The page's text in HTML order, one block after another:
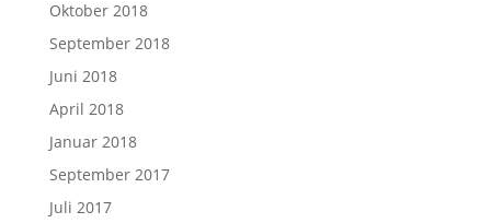
Oktober 2018
September 2018
Juni 2018
April 2018
Januar 2018
September 2017
Juli 2017